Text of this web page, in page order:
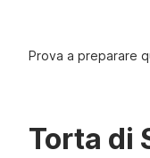
Prova a preparare
Torta di